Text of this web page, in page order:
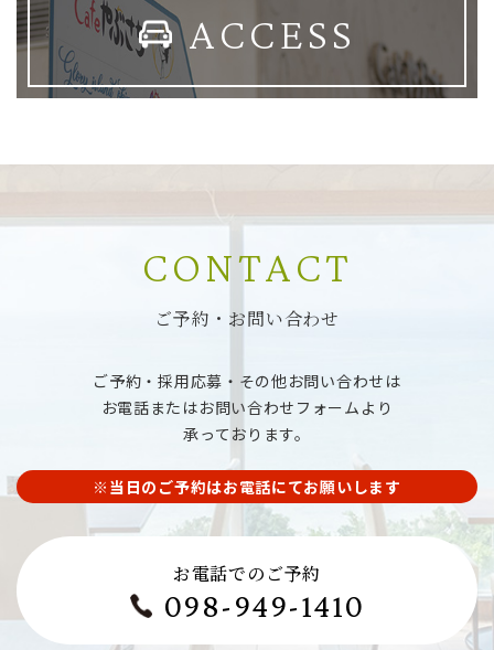
ACCESS
CONTACT
ご予約・お問い合わせ
ご予約・採用応募・その他お問い合わせは
お電話またはお問い合わせフォームより
承っております。
※当日のご予約はお電話にてお願いします
お電話でのご予約
098-949-1410